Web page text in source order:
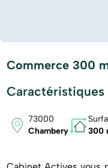
Commerce 300
Caractéristiques
73000
Chambery
300